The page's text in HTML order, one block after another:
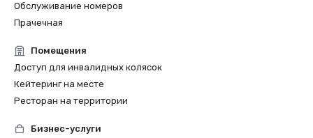
Обслуживание номеров
Прачечная
Помещения
Доступ для инвалидных колясок
Кейтеринг на месте
Ресторан на территории
Бизнес-услуги